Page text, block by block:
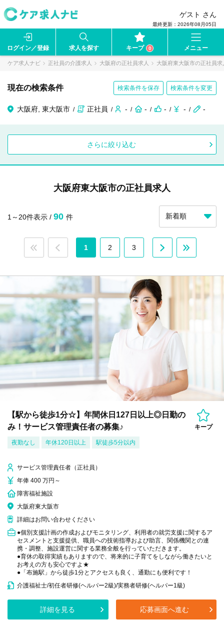
ゲスト さん
最終更新：2026年08月05日
ログイン／登録 求人を探す キープ 0 メニュー
ケア求人ナビ 正社員の介護求人 大阪府の正社員求人 大阪府東大阪市の正社員求
現在の検索条件 検索条件を保存 検索条件を変更
大阪府, 東大阪市 正社員 - - - - -
さらに絞り込む
大阪府東大阪市の正社員求人
1～20件表示 / 90 件
1 2 3
【駅から徒歩1分☆】年間休日127日以上◎日勤の
み！サービス管理責任者の募集♪
キープ
夜勤なし 年休120日以上 駅徒歩5分以内
サービス管理責任者（正社員）
年俸 400 万円～
障害福祉施設
大阪府東大阪市
詳細はお問い合わせください
●個別支援計画の作成およびモニタリング、利用者の就労支援に関するア
セスメントと支援提供、職員への技術指導および助言、関係機関との連
携・調整、施設運営に関する業務全般を行っていただきます。
●育休の取得実績もありますので、将来的に子育てをしながら働きたいと
お考えの方も安心ですよ★
●「布施駅」から徒歩1分とアクセスも良く、通勤にも便利です！
介護福祉士/初任者研修(ヘルパー2級)/実務者研修(ヘルパー1級)
詳細を見る 応募画面へ進む